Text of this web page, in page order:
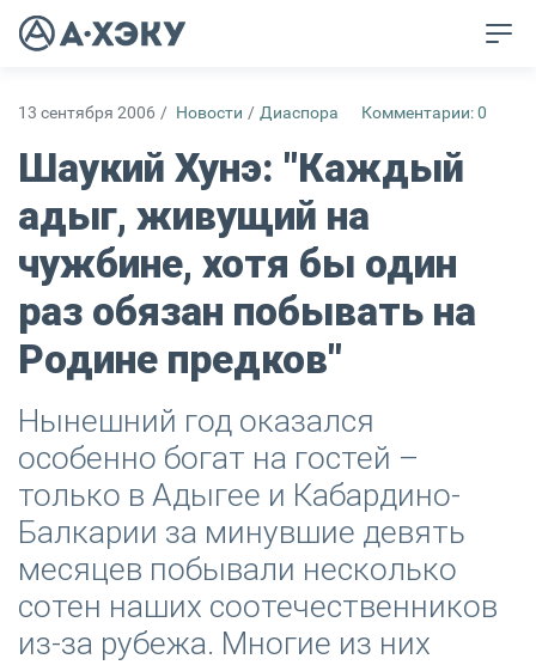
13 сентября 2006 / Новости / Диаспора Комментарии: 0
Шаукий Хунэ: "Каждый
адыг, живущий на
чужбине, хотя бы один
раз обязан побывать на
Родине предков"
Нынешний год оказался
особенно богат на гостей –
только в Адыгее и Кабардино-
Балкарии за минувшие девять
месяцев побывали несколько
сотен наших соотечественников
из-за рубежа. Многие из них